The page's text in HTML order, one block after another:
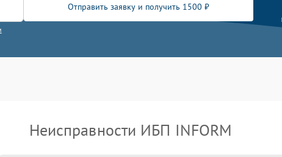
Отправить заявку и получить 1500 ₽
Неисправности ИБП INFORM